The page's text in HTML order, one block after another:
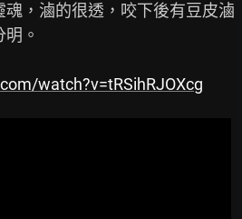
，滷的很透，咬下後有豆皮滷
。
watch?v=tRSihRJOXcg